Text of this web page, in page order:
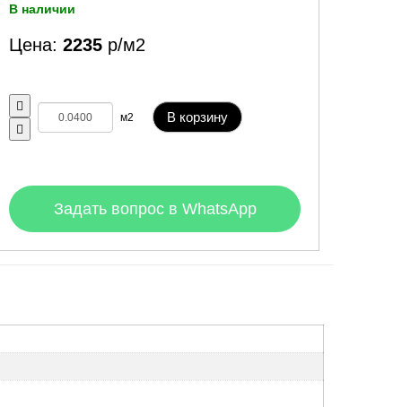
В наличии
Цена:2235 р/м2
м2 В корзину
Задать вопрос в WhatsApp